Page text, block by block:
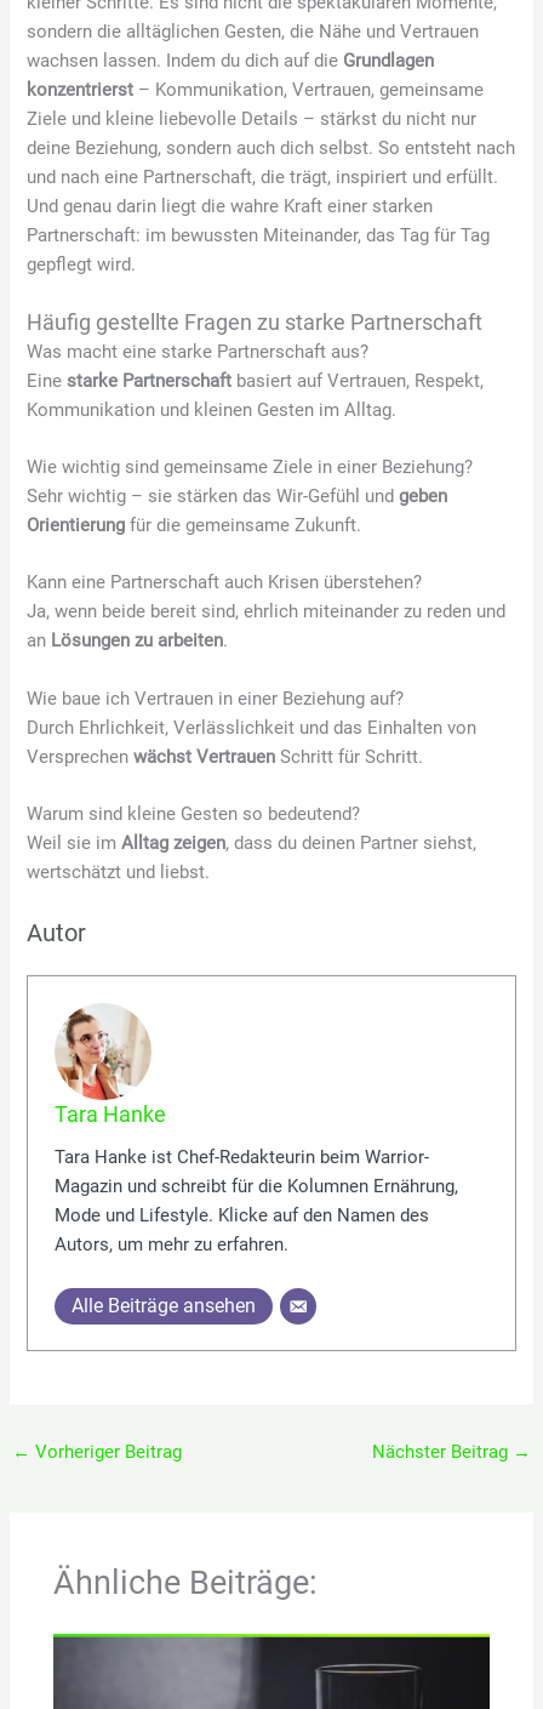
sondern die alltäglichen Gesten, die Nähe und Vertrauen
wachsen lassen. Indem du dich auf die Grundlagen
konzentrierst – Kommunikation, Vertrauen, gemeinsame
Ziele und kleine liebevolle Details – stärkst du nicht nur
deine Beziehung, sondern auch dich selbst. So entsteht nach
und nach eine Partnerschaft, die trägt, inspiriert und erfüllt.
Und genau darin liegt die wahre Kraft einer starken
Partnerschaft: im bewussten Miteinander, das Tag für Tag
gepflegt wird.
Häufig gestellte Fragen zu starke Partnerschaft
Was macht eine starke Partnerschaft aus?
Einestarke Partnerschaft basiert auf Vertrauen, Respekt,
Kommunikation und kleinen Gesten im Alltag.
Wie wichtig sind gemeinsame Ziele in einer Beziehung?
Sehr wichtig – sie stärken das Wir-Gefühl undgeben
Orientierung für die gemeinsame Zukunft.
Kann eine Partnerschaft auch Krisen überstehen?
Ja, wenn beide bereit sind, ehrlich miteinander zu reden und
an Lösungen zu arbeiten.
Wie baue ich Vertrauen in einer Beziehung auf?
Durch Ehrlichkeit, Verlässlichkeit und das Einhalten von
Versprechenwächst Vertrauen Schritt für Schritt.
Warum sind kleine Gesten so bedeutend?
Weil sie imAlltag zeigen, dass du deinen Partner siehst,
wertschätzt und liebst.
Autor
Tara Hanke
Tara Hanke ist Chef-Redakteurin beim Warrior-
Magazin und schreibt für die Kolumnen Ernährung,
Mode und Lifestyle. Klicke auf den Namen des
Autors, um mehr zu erfahren.
Alle Beiträge ansehen
← Vorheriger Beitrag Nächster Beitrag →
Ähnliche Beiträge: